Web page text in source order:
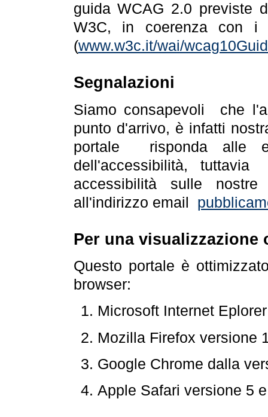
guida WCAG 2.0 previste
W3C, in coerenza con i
(www.w3c.it/wai/
Segnalazioni
Siamo consapevoli che
punto d'arrivo, è infatti
portale risponda alle
dell'accessibilità,
accessibilità sulle
all'indirizzo email
Per una visualizzazione
Questo portale è
browser:
Microsoft Internet
Mozilla Firefox versione
Google Chrome dalla
Apple Safari versione 5